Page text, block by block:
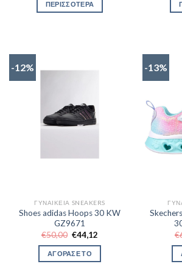
ΠΕΡΙΣΣΟΤΕΡΑ
-12%
ΓΥΝΑΙΚΕΊΑ SNEAKERS
Shoes adidas Hoops 30 KW
GZ9671
€50,00 Original
price
was:
€50,00.
€44,12
τιμή
€44,12.
ΑΓΟΡΑΣΕ ΤΟ
-13%
€